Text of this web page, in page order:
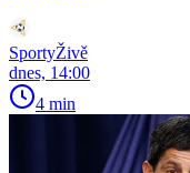
SportyŽivě
dnes, 14:00
4 min